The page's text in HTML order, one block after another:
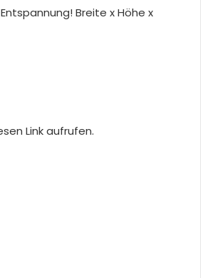
Breite x Höhe x
Link aufrufen.